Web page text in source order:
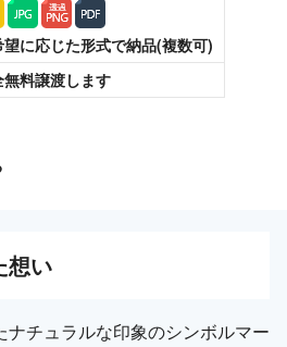
望に応じた形式で納品(複数可)
無料譲渡します
想い
ナチュラルな印象のシンボルマー